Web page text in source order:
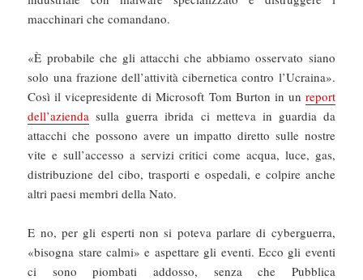
macchinari che comandano.
«È probabile che gli attacchi che abbiamo osservato siano
solo una frazione dell’attività cibernetica contro l’Ucraina».
Così il vicepresidente di Microsoft Tom Burton in un report
dell’azienda sulla guerra ibrida ci metteva in guardia da
attacchi che possono avere un impatto diretto sulle nostre
vite e sull’accesso a servizi critici come acqua, luce, gas,
distribuzione del cibo, trasporti e ospedali, e colpire anche
altri paesi membri della Nato.
E no, per gli esperti non si poteva parlare di cyberguerra,
«bisogna stare calmi» e aspettare gli eventi. Ecco gli eventi
ci sono piombati addosso, senza che Pubblica